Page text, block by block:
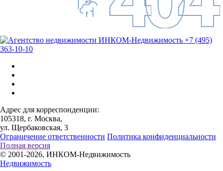
+7 (495)
363-10-10
Адрес для корреспонденции:
105318, г. Москва,
ул. Щербаковская, 3
Ограничение ответственности Политика конфиденциальности
Полная версия
© 2001-2026, ИНКОМ-Недвижимость
Недвижимость